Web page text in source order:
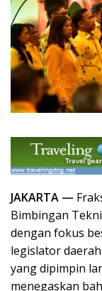
JAKARTA —
Bimbingan
dengan fokus
legislator
yang dipimpin
menegaskan